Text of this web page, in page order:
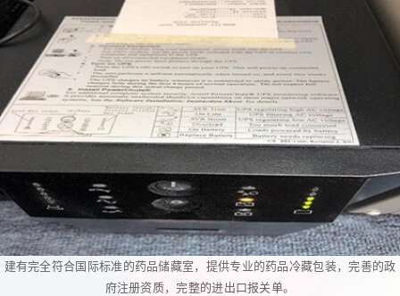
建有完全符合国际标准的药品储藏室，提供专业的药品冷藏包装，完善的政
府注册资质，完整的进出口报关单。